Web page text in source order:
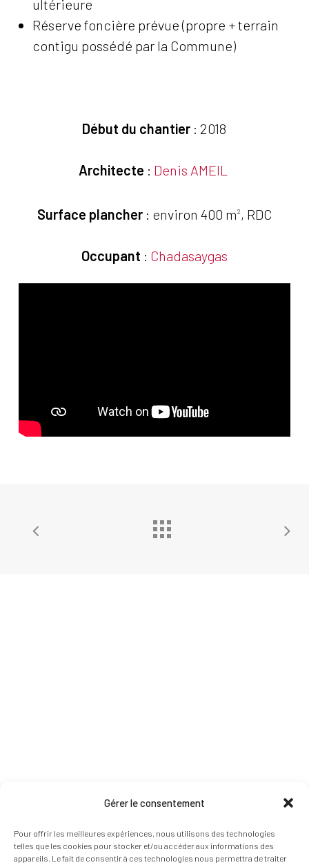
Gérer le consentement
Pour offrir les meilleures expériences, nous utilisons des technologies
telles que les cookies pour stocker et/ou accéder aux informations des
appareils. Le fait de consentir à ces technologies nous permettra de traiter
ultérieure
Réserve foncière prévue (propre + terrain
contigu possédé par la Commune)
Début du chantier : 2018
Architecte : Denis AMEIL
Surface plancher : environ 400 m2, RDC
Occupant : Chadasaygas